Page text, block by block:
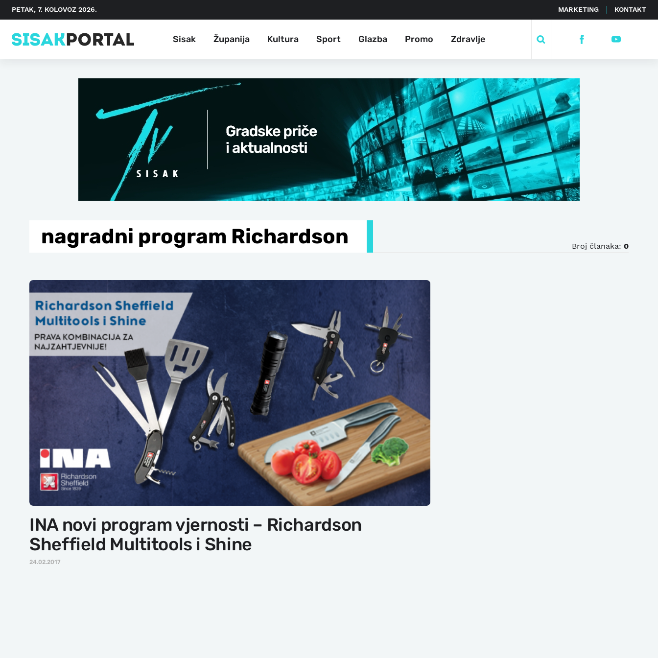
PETAK, 7. KOLOVOZ 2026. MARKETING KONTAKT
Sisak Županija Kultura Sport Glazba Promo Zdravlje
nagradni program Richardson Broj članaka: 0
INA novi program vjernosti – Richardson
Sheffield Multitools i Shine
24.02.2017